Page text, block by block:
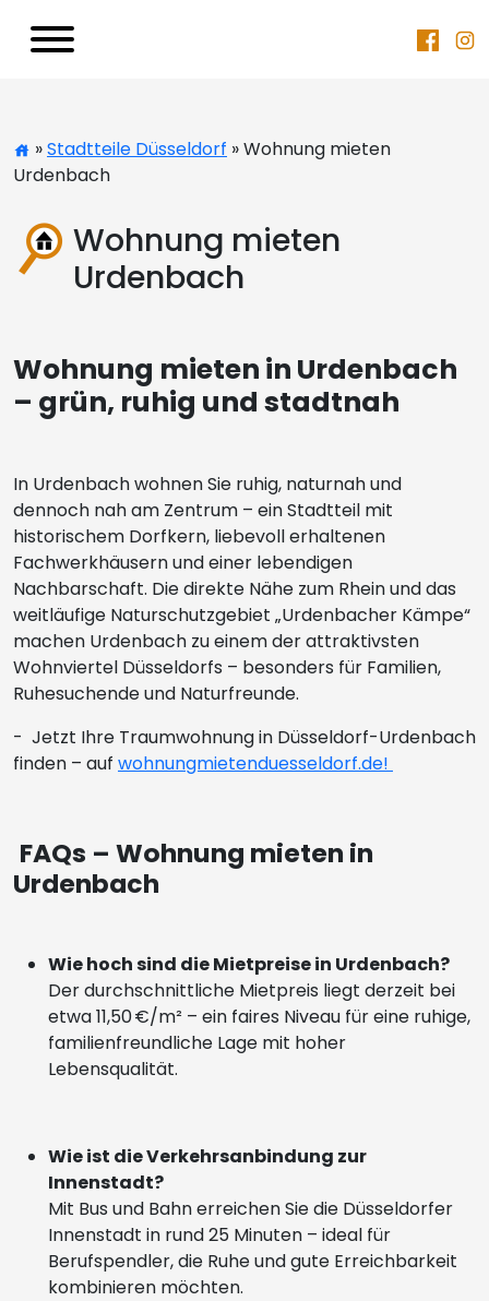
»Stadtteile Düsseldorf » Wohnung mieten
Urdenbach
Wohnung mieten
Urdenbach
Wohnung mieten in Urdenbach
– grün, ruhig und stadtnah
In Urdenbach wohnen Sie ruhig, naturnah und
dennoch nah am Zentrum – ein Stadtteil mit
historischem Dorfkern, liebevoll erhaltenen
Fachwerkhäusern und einer lebendigen
Nachbarschaft. Die direkte Nähe zum Rhein und das
weitläufige Naturschutzgebiet „Urdenbacher Kämpe“
machen Urdenbach zu einem der attraktivsten
Wohnviertel Düsseldorfs – besonders für Familien,
Ruhesuchende und Naturfreunde.
- Jetzt Ihre Traumwohnung in Düsseldorf-Urdenbach
finden – auf wohnungmietenduesseldorf.de!
FAQs – Wohnung mieten in
Urdenbach
Wie hoch sind die Mietpreise in Urdenbach?
Der durchschnittliche Mietpreis liegt derzeit bei
etwa 11,50 €/m² – ein faires Niveau für eine ruhige,
familienfreundliche Lage mit hoher
Lebensqualität.
Wie ist die Verkehrsanbindung zur
Innenstadt?
Mit Bus und Bahn erreichen Sie die Düsseldorfer
Innenstadt in rund 25 Minuten – ideal für
Berufspendler, die Ruhe und gute Erreichbarkeit
kombinieren möchten.